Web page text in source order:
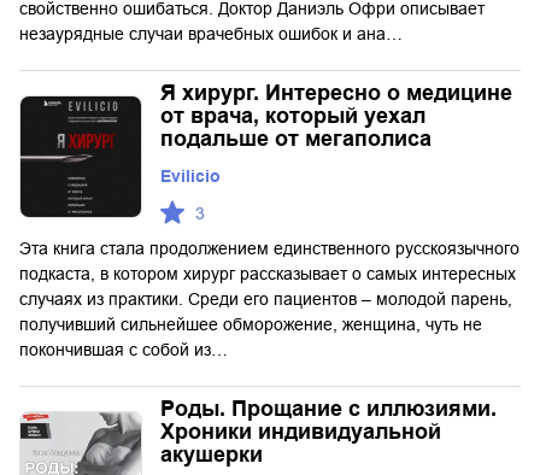
свойственно ошибаться. Доктор Даниэль Офри описывает
незаурядные случаи врачебных ошибок и ана…
Я хирург. Интересно о медицине
от врача, который уехал
подальше от мегаполиса
Еvilicio
3
Эта книга стала продолжением единственного русскоязычного
подкаста, в котором хирург рассказывает о самых интересных
случаях из практики. Среди его пациентов – молодой парень,
получивший сильнейшее обморожение, женщина, чуть не
покончившая с собой из…
Роды. Прощание с иллюзиями.
Хроники индивидуальной
акушерки